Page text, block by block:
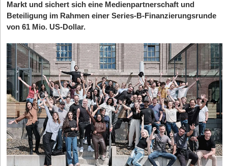
Markt und sichert sich eine Medienpartnerschaft und
Beteiligung im Rahmen einer Series-B-Finanzierungsrunde
von 61 Mio. US-Dollar.